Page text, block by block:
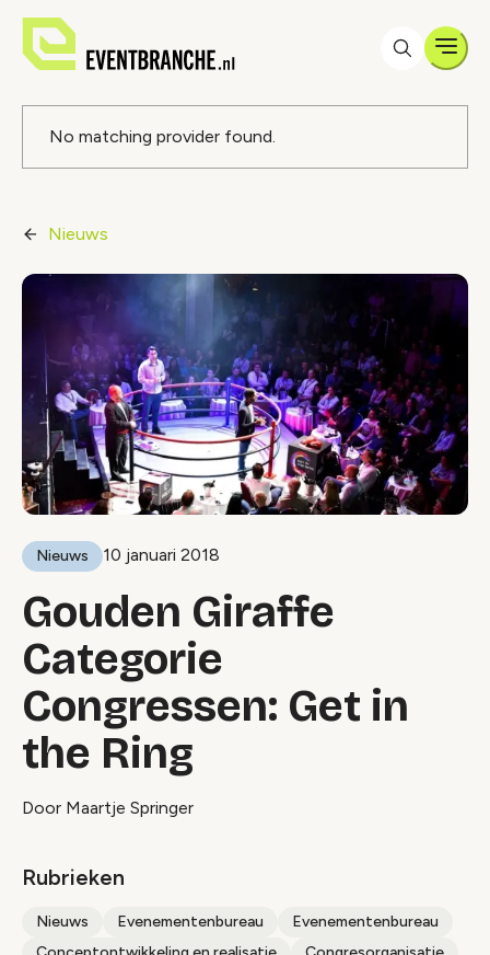
Foutmelding
No matching provider found.
Nieuws
Nieuws 10 januari 2018
Gouden Giraffe
Categorie
Congressen: Get in
the Ring
Door Maartje Springer
Rubrieken
Nieuws Evenementenbureau
Evenementenbureau